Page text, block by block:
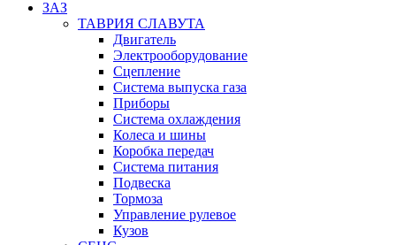
ЗАЗ
ТАВРИЯ СЛАВУТА
Двигатель
Электрооборудование
Сцепление
Система выпуска газа
Приборы
Система охлаждения
Колеса и шины
Коробка передач
Система питания
Подвеска
Тормоза
Управление рулевое
Кузов